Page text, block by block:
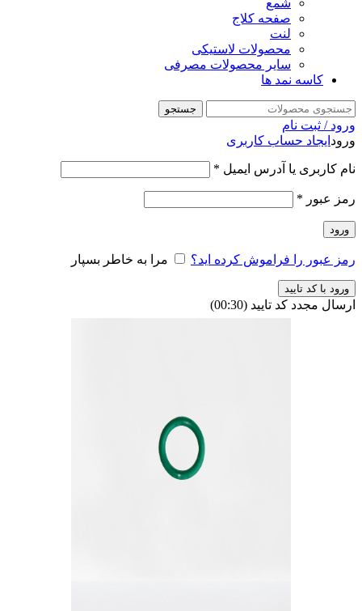
شمع
صفحه کلاج
لنت
محصولات لاستیکی
سایر محصولات مصرفی
کاسه نمد ها
جستجو
ورود / ثبت نام
ورود ایجاد حساب کاربری
نام کاربری یا آدرس ایمیل *
رمز عبور *
ورود
رمز عبور را فراموش کرده اید؟ مرا به خاطر بسپار
ورود با کد تایید
ارسال مجدد کد تایید (00:
30
)